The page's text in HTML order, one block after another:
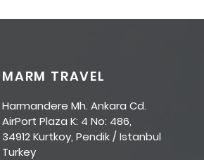
MARM TRAVEL
Harmandere Mh. Ankara Cd.
AirPort Plaza K: 4 No: 486,
34912 Kurtkoy, Pendik / Istanbul
Turkey